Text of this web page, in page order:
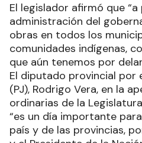
El legislador afirmó que
administración del
obras en todos los
comunidades indígenas,
que aún tenemos por
El diputado provincial por
(PJ), Rodrigo Vera, en la
ordinarias de la
“es un día importante
país y de las provincias,